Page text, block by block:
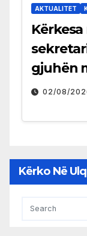
AKTUALITET
gjuhën
02/08/
Kërko Në